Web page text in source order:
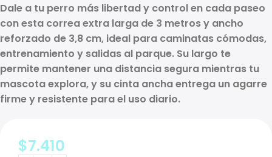
Dale a tu perro más libertad y control en cada paseo
con esta correa extra larga de 3 metrosy ancho
reforzado de 3,8 cm, ideal para caminatas cómodas,
entrenamiento y salidas al parque. Su largo te
permite mantener una distancia segura mientras tu
mascota explora, y su cinta ancha entrega un agarre
firme y resistente para el uso diario.
$7.410